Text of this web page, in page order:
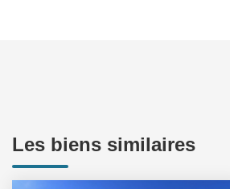
Les biens similaires